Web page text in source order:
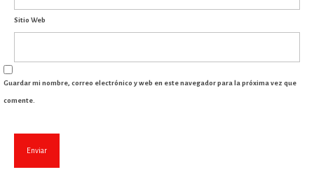
Sitio Web
Guardar mi nombre, correo electrónico y web en este navegador para la próxima vez que
comente.